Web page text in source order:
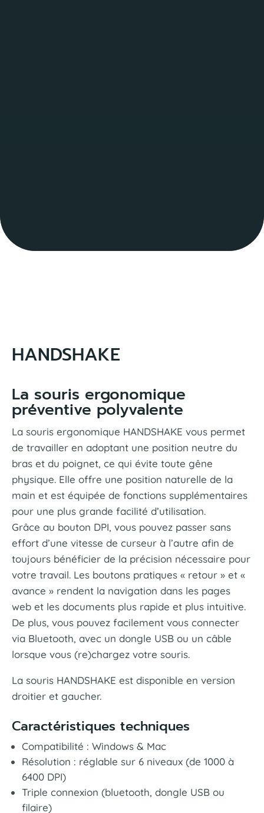
HANDSHAKE
La souris ergonomique
préventive polyvalente
La souris ergonomique HANDSHAKE vous permet
de travailler en adoptant une position neutre du
bras et du poignet, ce qui évite toute gêne
physique. Elle offre une position naturelle de la
main et est équipée de fonctions supplémentaires
pour une plus grande facilité d’utilisation.
Grâce au bouton DPI, vous pouvez passer sans
effort d’une vitesse de curseur à l’autre afin de
toujours bénéficier de la précision nécessaire pour
votre travail. Les boutons pratiques « retour » et «
avance » rendent la navigation dans les pages
web et les documents plus rapide et plus intuitive.
De plus, vous pouvez facilement vous connecter
via Bluetooth, avec un dongle USB ou un câble
lorsque vous (re)chargez votre souris.
La souris HANDSHAKE est disponible en version
droitier et gaucher.
Caractéristiques techniques
Compatibilité : Windows & Mac
Résolution : réglable sur 6 niveaux (de 1000 à
6400 DPI)
Triple connexion (bluetooth, dongle USB ou
filaire)